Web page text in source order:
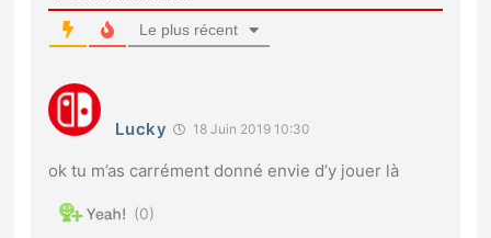
Le plus récent
Lucky 18 Juin 2019 10:30
ok tu m’as carrément donné envie d’y jouer là
0